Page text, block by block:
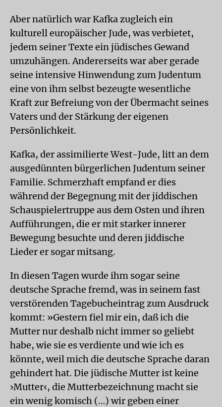
Aber natürlich war Kafka zugleich ein
kulturell europäischer Jude, was verbietet,
jedem seiner Texte ein jüdisches Gewand
umzuhängen. Andererseits war aber gerade
seine intensive Hinwendung zum Judentum
eine von ihm selbst bezeugte wesentliche
Kraft zur Befreiung von der Übermacht seines
Vaters und der Stärkung der eigenen
Persönlichkeit.
Kafka, der assimilierte West-Jude, litt an dem
ausgedünnten bürgerlichen Judentum seiner
Familie. Schmerzhaft empfand er dies
während der Begegnung mit der jiddischen
Schauspielertruppe aus dem Osten und ihren
Aufführungen, die er mit starker innerer
Bewegung besuchte und deren jiddische
Lieder er sogar mitsang.
In diesen Tagen wurde ihm sogar seine
deutsche Sprache fremd, was in seinem fast
verstörenden Tagebucheintrag zum Ausdruck
kommt: »Gestern fiel mir ein, daß ich die
Mutter nur deshalb nicht immer so geliebt
habe, wie sie es verdiente und wie ich es
könnte, weil mich die deutsche Sprache daran
gehindert hat. Die jüdische Mutter ist keine
›Mutter‹, die Mutterbezeichnung macht sie
ein wenig komisch (…) wir geben einer